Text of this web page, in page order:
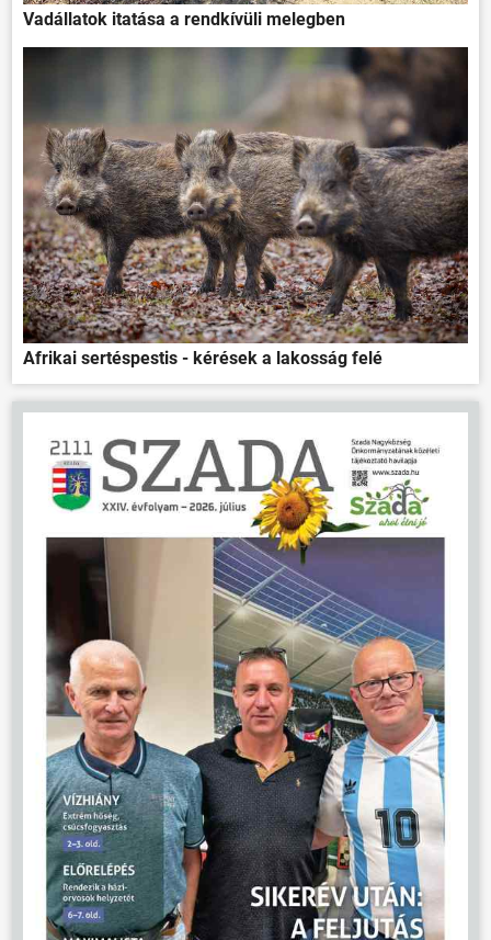
ÖNKORMÁNYZAT
ÜGYINTÉZÉS
KÖZÖSSÉG
HÍREK
VÁLASZTÁSOK
Vadállatok itatása a rendkívüli melegben
Afrikai sertéspestis - kérések a lakosság felé